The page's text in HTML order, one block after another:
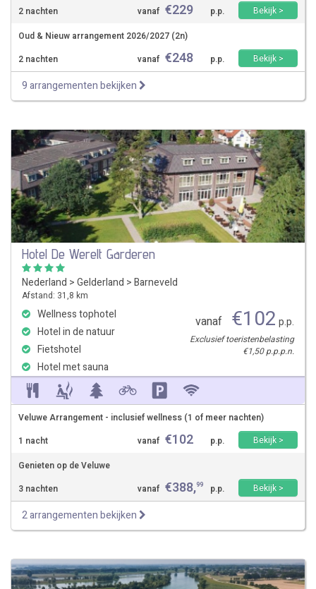
2 nachten
vanaf €229 p.p.
Bekijk >
Oud & Nieuw arrangement 2026/2027 (2n)
2 nachten
vanaf €248 p.p. Bekijk >
9 arrangementen bekijken
Hotel De Werelt Garderen
Nederland >Gelderland >Barneveld
Afstand: 31,8 km
Wellness tophotel
Hotel in de natuur
Fietshotel
Hotel met sauna
vanaf €102 p.p.
Exclusief toeristenbelasting
€1,50 p.p.p.n.
Veluwe Arrangement - inclusief wellness (1 of meer nachten)
1 nacht
vanaf €102 p.p.
Bekijk >
Genieten op de Veluwe
3 nachten
vanaf €388,99 p.p. Bekijk >
2 arrangementen bekijken